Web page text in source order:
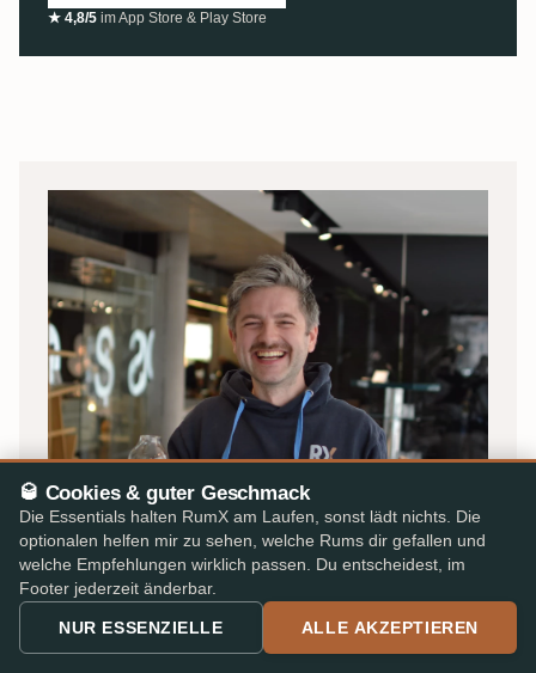
★ 4,8/5 im App Store & Play Store
OLIVER · GRÜNDER
Von Rum-Liebhabern, für Rum-
Liebhaber
🥃 Cookies & guter Geschmack
Die Essentials halten RumX am Laufen, sonst lädt nichts. Die
optionalen helfen mir zu sehen, welche Rums dir gefallen und
welche Empfehlungen wirklich passen. Du entscheidest, im
Footer jederzeit änderbar.
NUR ESSENZIELLE ALLE AKZEPTIEREN